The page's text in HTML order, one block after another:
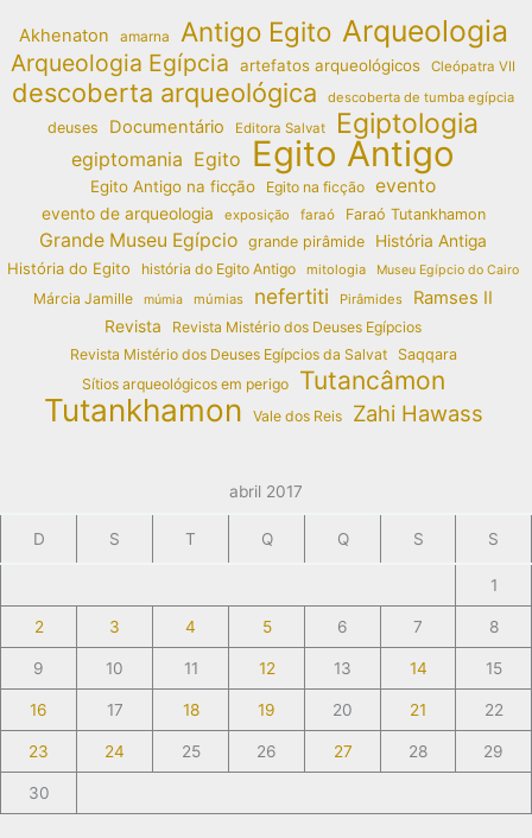
Akhenaton amarna Antigo Egito Arqueologia
Arqueologia Egípcia artefatos arqueológicos Cleópatra VII
descoberta arqueológica descoberta de tumba egípcia
deuses Documentário Editora Salvat Egiptologia
egiptomania Egito Egito Antigo
Egito Antigo na ficção Egito na ficção evento
evento de arqueologia exposição faraó Faraó Tutankhamon
Grande Museu Egípcio grande pirâmide
História Antiga
História do Egito
história do Egito Antigo mitologia Museu Egípcio do Cairo
Márcia Jamille múmia múmias nefertiti Pirâmides Ramses II
Revista
Revista Mistério dos Deuses Egípcios
Revista Mistério dos Deuses Egípcios da Salvat
Saqqara
Sítios arqueológicos em perigo
Tutancâmon
Tutankhamon Vale dos Reis Zahi Hawass
abril 2017
D S T Q Q S S
1
2 3 4 5 6 7 8
9 10 11 12 13 14 15
16 17 18 19 20 21 22
23 24 25 26 27 28 29
30